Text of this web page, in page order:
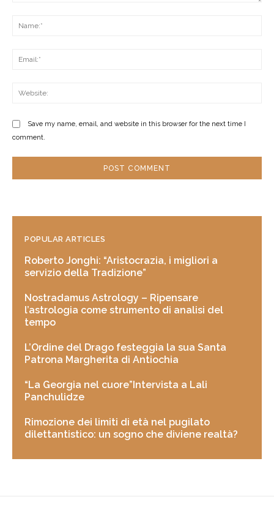
Save my name, email, and website in this browser for the next time I
comment.
POPULAR ARTICLES
Roberto Jonghi: “Aristocrazia, i migliori a
servizio della Tradizione”
Nostradamus Astrology – Ripensare
l’astrologia come strumento di analisi del
tempo
L’Ordine del Drago festeggia la sua Santa
Patrona Margherita di Antiochia
“La Georgia nel cuore”Intervista a Lali
Panchulidze
Rimozione dei limiti di età nel pugilato
dilettantistico: un sogno che diviene realtà?